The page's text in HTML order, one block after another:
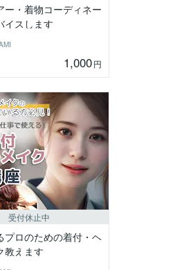
ー・着物コーディネー
イスします
1,000円
受付休止中
プロのための着付・ヘ
教えます